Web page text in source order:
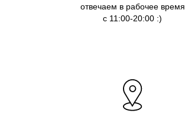
отвечаем в рабочее время
с 11:00-20:00 :)